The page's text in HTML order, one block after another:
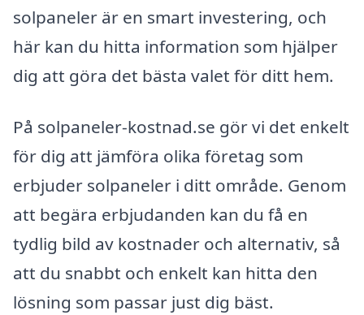
solpaneler är en smart investering, och
här kan du hitta information som hjälper
dig att göra det bästa valet för ditt hem.
På solpaneler-kostnad.se gör vi det enkelt
för dig att jämföra olika företag som
erbjuder solpaneler i ditt område. Genom
att begära erbjudanden kan du få en
tydlig bild av kostnader och alternativ, så
att du snabbt och enkelt kan hitta den
lösning som passar just dig bäst.